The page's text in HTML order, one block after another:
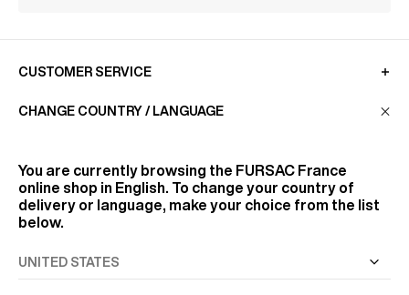
CUSTOMER SERVICE
FIND US
FOLLOW US
CHANGE COUNTRY / LANGUAGE
You are currently browsing the FURSAC France
online shop in English. To change your country of
delivery or language, make your choice from the list
below.